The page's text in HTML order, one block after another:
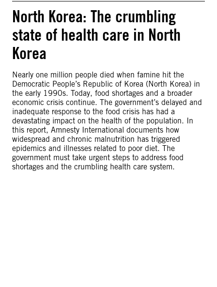
North Korea: The crumbling
state of health care in North
Korea
Nearly one million people died when famine hit the
Democratic People’s Republic of Korea (North Korea) in
the early 1990s. Today, food shortages and a broader
economic crisis continue. The government’s delayed and
inadequate response to the food crisis has had a
devastating impact on the health of the population. In
this report, Amnesty International documents how
widespread and chronic malnutrition has triggered
epidemics and illnesses related to poor diet. The
government must take urgent steps to address food
shortages and the crumbling health care system.